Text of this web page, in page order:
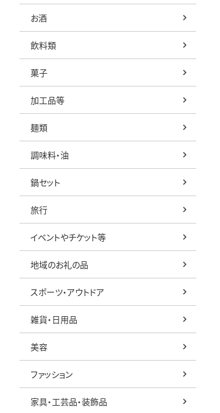
お酒
飲料類
菓子
加工品等
麺類
調味料・油
鍋セット
旅行
イベントやチケット等
地域のお礼の品
スポーツ・アウトドア
雑貨・日用品
美容
ファッション
家具・工芸品・装飾品